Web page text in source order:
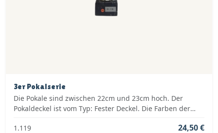
3er Pokalserie
Die Pokale sind zwischen 22cm und 23cm hoch. Der
Pokaldeckel ist vom Typ: Fester Deckel. Die Farben der
1.119
24,50 €